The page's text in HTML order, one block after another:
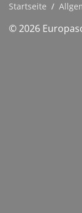
Startseite /
© 2026